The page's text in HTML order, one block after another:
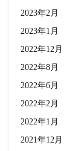
2023年2月
2023年1月
2022年12月
2022年8月
2022年6月
2022年2月
2022年1月
2021年12月